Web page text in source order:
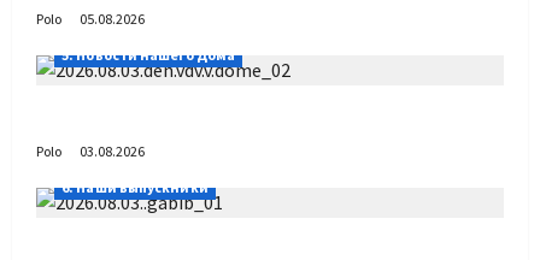
Polo
05.08.2026
5. Новости нашего Дома
Polo
03.08.2026
6. Наши выпускники